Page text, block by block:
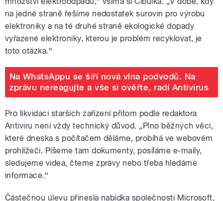
na jedné straně řešíme nedostatek surovin pro výrobu
elektroniky a na té druhé straně ekologické dopady
vyřazené elektroniky, kterou je problém recyklovat, je
toto otázka.“
Na WhatsAppu se šíří nová vlna podvodů. Na
zprávu nereagujte a vše si ověřte, radí Antivirus
Pro likvidaci starších zařízení přitom podle redaktora
Antiviru není vždy technický důvod. „Plno běžných věcí,
které dneska s počítačem děláme, probíhá ve webovém
prohlížeči. Píšeme tam dokumenty, posíláme e-maily,
sledujeme videa, čteme zprávy nebo třeba hledáme
informace.“
Částečnou úlevu přinesla nabídka společnosti Microsoft,